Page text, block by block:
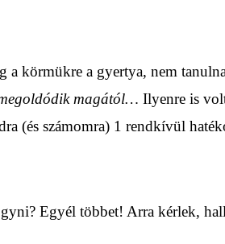
a körmükre a gyertya, nem
magától… Ilyenre is
(és számomra) 1 rendkívül
Egyél többet! Arra kérlek,